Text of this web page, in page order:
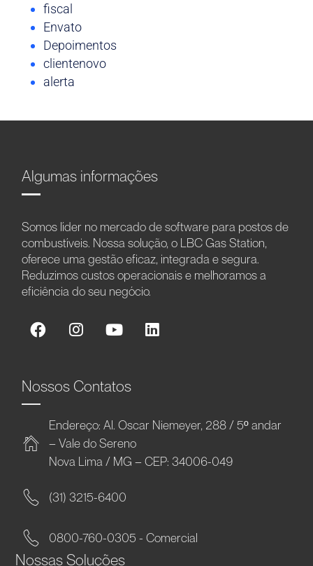
fiscal
Envato
Depoimentos
clientenovo
alerta
Algumas informações
Somos líder no mercado de software para postos de
combustíveis. Nossa solução, o LBC Gas Station,
oferece uma gestão eficaz, integrada e segura.
Reduzimos custos operacionais e melhoramos a
eficiência do seu negócio.
Nossos Contatos
Endereço: Al. Oscar Niemeyer, 288 / 5º andar
– Vale do Sereno
Nova Lima / MG – CEP: 34006-049
(31) 3215-6400
0800-760-0305 - Comercial
Nossas Soluções